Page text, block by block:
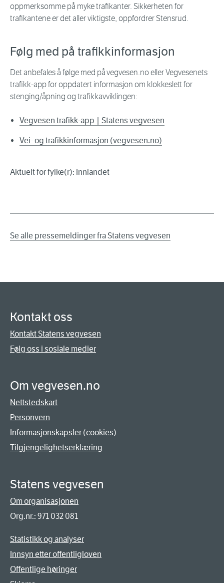
oppmerksomme på myke trafikanter. Sikkerheten for
trafikantene er det aller viktigste, oppfordrer Stensrud.
Følg med på trafikkinformasjon
Det anbefales å følge med på vegvesen.no eller Vegvesenets
trafikk-app for oppdatert informasjon om klokkeslett for
stenging/åpning og trafikkavviklingen:
Vegvesen trafikk-app | Statens vegvesen
Vei- og trafikkinformasjon (vegvesen.no)
Aktuelt for fylke(r): Innlandet
Se alle pressemeldinger fra Statens vegvesen
Kontakt oss
Kontakt Statens vegvesen
Følg oss i sosiale medier
Om vegvesen.no
Nettstedskart
Personvern
Informasjonskapsler (cookies)
Tilgjengelighetserklæring
Statens vegvesen
Om organisasjonen
Org.nr.: 971 032 081
Statistikk og analyser
Innsyn etter offentligloven
Offentlige høringer